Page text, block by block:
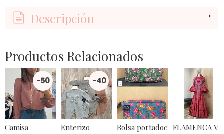
Descripción
Productos Relacionados
-50
%
Camisa
-40
%
Enterizo Bolsa portadocumentos
FLAMENCA